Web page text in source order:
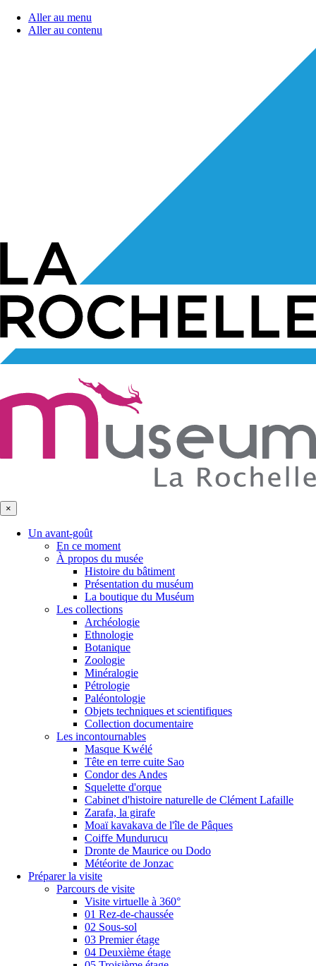
Aller au menu
Aller au contenu
×
Un avant-goût
En ce moment
À propos du musée
Histoire du bâtiment
Présentation du muséum
La boutique du Muséum
Les collections
Archéologie
Ethnologie
Botanique
Zoologie
Minéralogie
Pétrologie
Paléontologie
Objets techniques et scientifiques
Collection documentaire
Les incontournables
Masque Kwélé
Tête en terre cuite Sao
Condor des Andes
Squelette d'orque
Cabinet d'histoire naturelle de Clément Lafaille
Zarafa, la girafe
Moaï kavakava de l'île de Pâques
Coiffe Mundurucu
Dronte de Maurice ou Dodo
Météorite de Jonzac
Préparer la visite
Parcours de visite
Visite virtuelle à 360°
01 Rez-de-chaussée
02 Sous-sol
03 Premier étage
04 Deuxième étage